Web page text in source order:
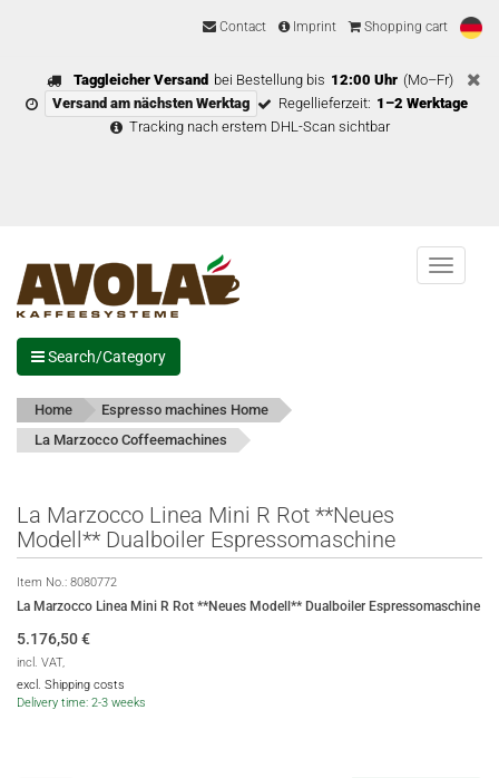
Contact Imprint Shopping cart
Taggleicher Versand bei Bestellung bis 12:00 Uhr (Mo–Fr)
Versand am nächsten Werktag
Regellieferzeit: 1–2 Werktage
Tracking nach erstem DHL-Scan sichtbar
Menu
Search/Category
Home
Espresso machines Home
La Marzocco Coffeemachines
La Marzocco Linea Mini R Rot **Neues
Modell** Dualboiler Espressomaschine
Item No.: 8080772
La Marzocco Linea Mini R Rot **Neues Modell** Dualboiler Espressomaschine
5.176,50€
incl. VAT,
excl. Shipping costs
Delivery time: 2-3 weeks